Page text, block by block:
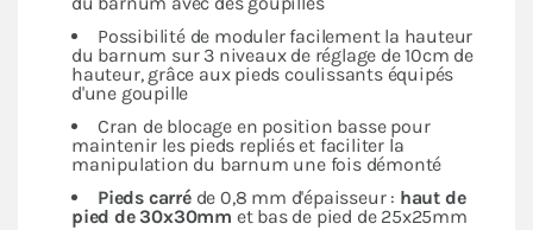
Possibilité de moduler facilement la hauteur
du barnum sur 3 niveaux de réglage de 10cm de
hauteur, grâce aux pieds coulissants équipés
d'une goupille
Cran de blocage en position basse pour
maintenir les pieds repliés et faciliter la
manipulation du barnum une fois démonté
Pieds carréde 0,8 mm d'épaisseur : haut de
pied de 30x30mm et bas de pied de 25x25mm